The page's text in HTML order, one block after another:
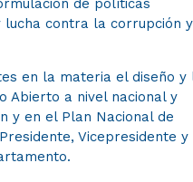
de políticas
contra la corrupción y
en la materia el diseño y
Abierto a nivel nacional y
y en el Plan Nacional de
Vicepresidente y